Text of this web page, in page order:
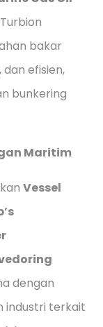
bakar
efisien,
bunkering
Maritim
Vessel
dengan
industri terkait